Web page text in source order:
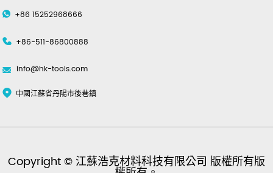
+86 15252968666
+86-511-86800888
info@hk-tools.com
中國江蘇省丹陽市後巷鎮
Copyright © 江蘇浩克材料科技有限公司 版權所有版